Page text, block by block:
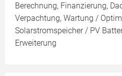
Berechnung, Finanzierung,
Verpachtung, Wartung /
Solarstromspeicher / PV
Erweiterung